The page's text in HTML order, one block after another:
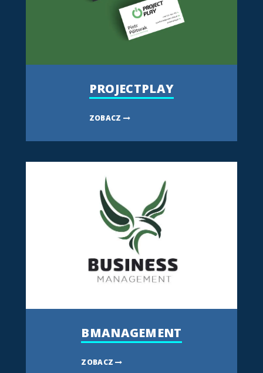
PROJECTPLAY
ZOBACZ
BMANAGEMENT
ZOBACZ